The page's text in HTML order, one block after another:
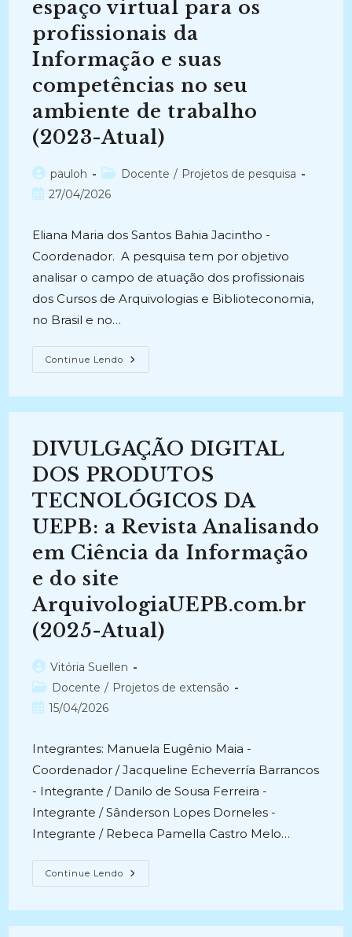
espaço virtual para os
profissionais da
Informação e suas
competências no seu
ambiente de trabalho
(2023-Atual)
Autor
do
pauloh
Categoria
do
Docente / Projetos de pesquisa
Post27/04/2026
Eliana Maria dos Santos Bahia Jacintho -
Coordenador. A pesquisa tem por objetivo
analisar o campo de atuação dos profissionais
dos Cursos de Arquivologias e Biblioteconomia,
no Brasil e no…
Continue Lendo EXPLORANDO
AS
Virtual
Profissionais
Da
Informação
E
Suas
Competências
Seu
Ambiente
De
Trabalho
DIVULGAÇÃO DIGITAL
DOS PRODUTOS
TECNOLÓGICOS DA
UEPB: a Revista Analisando
em Ciência da Informação
e do site
ArquivologiaUEPB.com.br
(2025-Atual)
Autor
do
post:
Vitória Suellen
Categoria
do
Docente / Projetos de extensão
Post15/04/2026
Integrantes: Manuela Eugênio Maia -
Coordenador / Jacqueline Echeverría Barrancos
- Integrante / Danilo de Sousa Ferreira -
Integrante / Sânderson Lopes Dorneles -
Integrante / Rebeca Pamella Castro Melo…
Continue Lendo DIVULGAÇÃO
DIGITAL
DA